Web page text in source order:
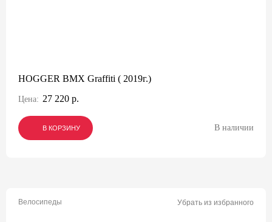
HOGGER BMX Graffiti ( 2019г.)
Цена: 27 220 р.
В КОРЗИНУ
В КОРЗИНУ
В КОРЗИНУ В наличии
Велосипеды Убрать из избранного